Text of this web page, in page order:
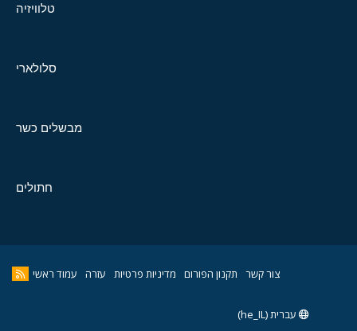
טלוויזיה
סלולארי
מבשלים כשר
חתולים
צור קשר תקנון הפורום מדיניות פרטיות עזרה עמוד ראשי
עברית (he_IL)